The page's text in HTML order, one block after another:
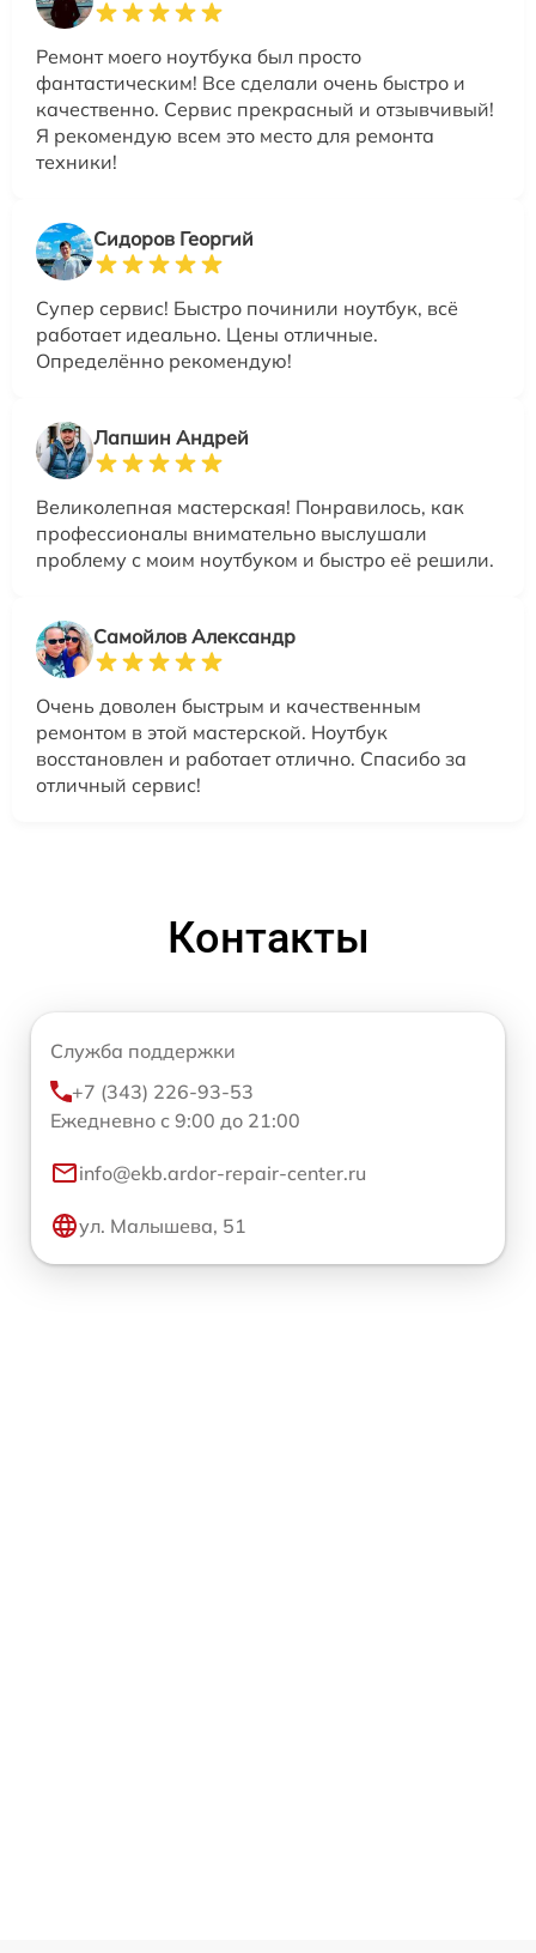
Ремонт моего ноутбука был просто
фантастическим! Все сделали очень быстро и
качественно. Сервис прекрасный и отзывчивый!
Я рекомендую всем это место для ремонта
техники!
Сидоров Георгий
Супер сервис! Быстро починили ноутбук, всё
работает идеально. Цены отличные.
Определённо рекомендую!
Лапшин Андрей
Великолепная мастерская! Понравилось, как
профессионалы внимательно выслушали
проблему с моим ноутбуком и быстро её решили.
Самойлов Александр
Очень доволен быстрым и качественным
ремонтом в этой мастерской. Ноутбук
восстановлен и работает отлично. Спасибо за
отличный сервис!
Контакты
Служба поддержки
+7 (343) 226-93-53
Ежедневно с 9:00 до 21:00
info@ekb.ardor-repair-center.ru
ул. Малышева, 51